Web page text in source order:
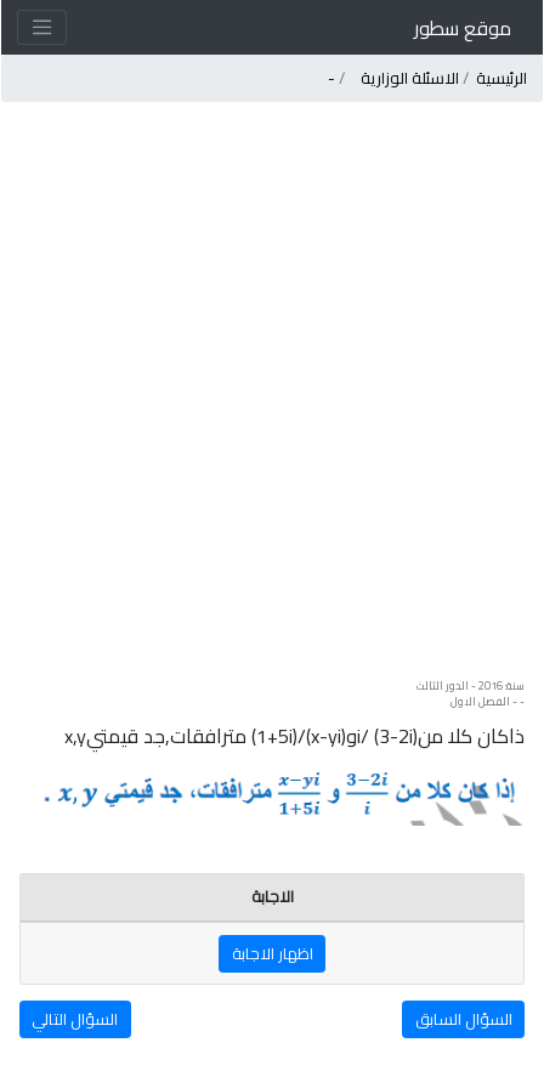
موقع سطور
الرئيسية الاسئلة الوزارية -
سنة: 2016 - الدور الثالث
- - الفصل الاول
ذاكان كلا منi/ (3-2i)و(x-yi)/(1+5i) مترافقات,جد قيمتيx,y
الاجابة
اظهار الاجابة
السؤال السابق السؤال التالي